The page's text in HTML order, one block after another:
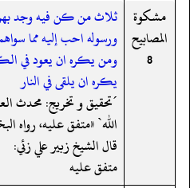
مشكوة
المصابيح
8
ثلاث من كن فيه وجد بهن
ورسوله احب إليه مما
ومن يكره ان يعود في
يكره ان يلقى في النار
´تحقيق و تخريج: محدث
الله` «متفق عليه، رواه البخاري (21) و
قال الشيخ زبير علي زئي:
متفق عليه